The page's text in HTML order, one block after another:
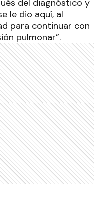
del diagnóstico y
le dio aquí, al
para continuar con
pulmonar”.